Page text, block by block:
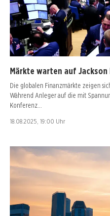
Märkte warten auf Jackson
Die globalen Finanzmärkte zeigen
Während Anleger auf die mit
Konferenz…
18.08.2025, 19:00 Uhr